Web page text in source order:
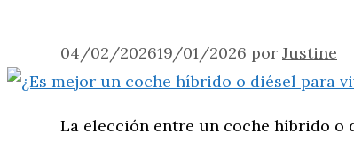
04/02/202619/01/2026 por Justine
La elección entre un coche híbrido o